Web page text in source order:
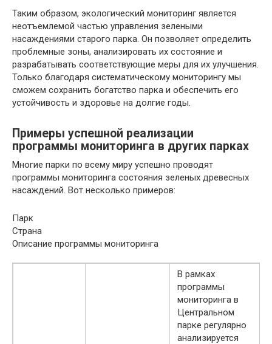
Таким образом, экологический мониторинг является
неотъемлемой частью управления зелеными
насаждениями старого парка. Он позволяет определить
проблемные зоны, анализировать их состояние и
разрабатывать соответствующие меры для их улучшения.
Только благодаря систематическому мониторингу мы
сможем сохранить богатство парка и обеспечить его
устойчивость и здоровье на долгие годы.
Примеры успешной реализации
программы мониторинга в других парках
Многие парки по всему миру успешно проводят
программы мониторинга состояния зеленых древесных
насаждений. Вот несколько примеров:
Парк
Страна
Описание программы мониторинга
В рамках
программы
мониторинга в
Центральном
парке регулярно
анализируется